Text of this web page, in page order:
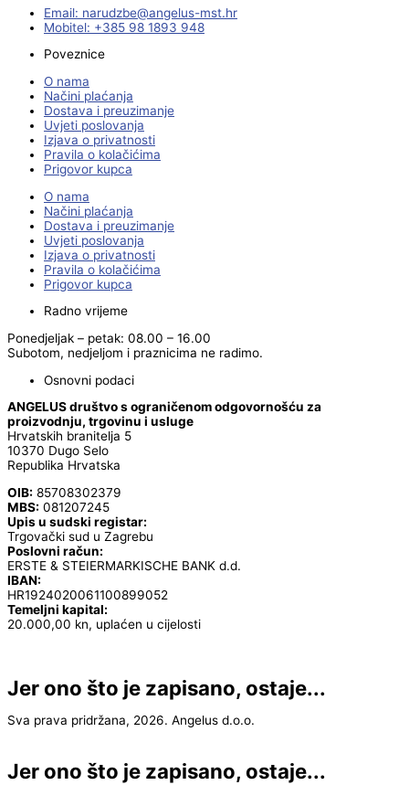
Email:
rh.tsm-sulegna
@ebzduran
Mobitel: +385 98 1893 948
Poveznice
O nama
Načini plaćanja
Dostava i preuzimanje
Uvjeti poslovanja
Izjava o privatnosti
Pravila o kolačićima
Prigovor kupca
O nama
Načini plaćanja
Dostava i preuzimanje
Uvjeti poslovanja
Izjava o privatnosti
Pravila o kolačićima
Prigovor kupca
Radno vrijeme
Ponedjeljak – petak: 08.00 – 16.00
Subotom, nedjeljom i praznicima ne radimo.
Osnovni podaci
ANGELUS društvo s ograničenom odgovornošću za
proizvodnju, trgovinu i usluge
Hrvatskih branitelja 5
10370 Dugo Selo
Republika Hrvatska
OIB: 85708302379
MBS: 081207245
Upis u sudski registar:
Trgovački sud u Zagrebu
Poslovni račun:
ERSTE & STEIERMARKISCHE BANK d.d.
IBAN:
HR1924020061100899052
Temeljni kapital:
20.000,00 kn, uplaćen u cijelosti
Jer ono što je zapisano, ostaje...
Sva prava pridržana, 2026. Angelus d.o.o.
Jer ono što je zapisano, ostaje...